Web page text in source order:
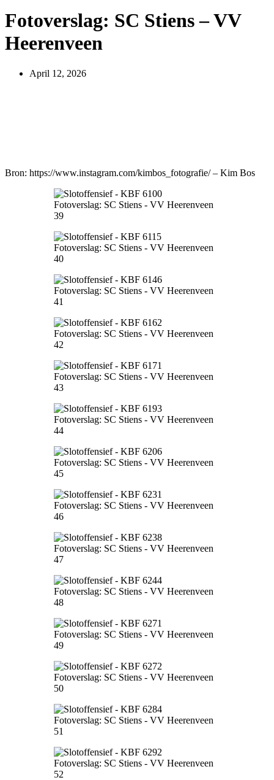
Fotoverslag: SC Stiens – VV
Heerenveen
April 12, 2026
Bron: https://www.instagram.com/kimbos_fotografie/ – Kim Bos
Fotoverslag: SC Stiens - VV Heerenveen
39
Fotoverslag: SC Stiens - VV Heerenveen
40
Fotoverslag: SC Stiens - VV Heerenveen
41
Fotoverslag: SC Stiens - VV Heerenveen
42
Fotoverslag: SC Stiens - VV Heerenveen
43
Fotoverslag: SC Stiens - VV Heerenveen
44
Fotoverslag: SC Stiens - VV Heerenveen
45
Fotoverslag: SC Stiens - VV Heerenveen
46
Fotoverslag: SC Stiens - VV Heerenveen
47
Fotoverslag: SC Stiens - VV Heerenveen
48
Fotoverslag: SC Stiens - VV Heerenveen
49
Fotoverslag: SC Stiens - VV Heerenveen
50
Fotoverslag: SC Stiens - VV Heerenveen
51
Fotoverslag: SC Stiens - VV Heerenveen
52